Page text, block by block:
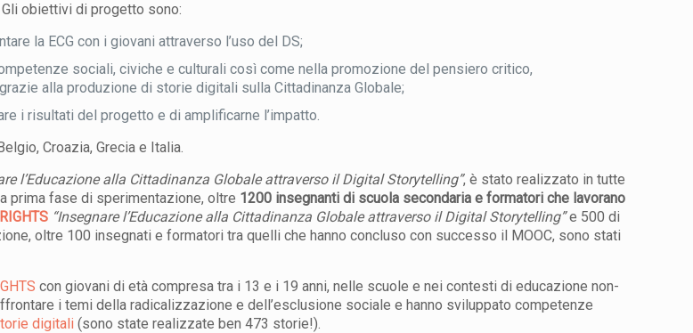
obiettivi di progetto sono:
la ECG con i giovani attraverso l’uso del DS;
sociali, civiche e culturali così come nella promozione del pensiero critico,
alla produzione di storie digitali sulla Cittadinanza Globale;
i risultati del progetto e di amplificarne l’impatto.
Croazia, Grecia e Italia.
l’Educazione alla Cittadinanza Globale attraverso il Digital Storytelling”, è stato realizzato in tutte
prima fase di sperimentazione, oltre 1200 insegnanti di scuola secondaria e formatori che lavorano
“Insegnare l’Educazione alla Cittadinanza Globale attraverso il Digital Storytelling”e 500 di
oltre 100 insegnati e formatori tra quelli che hanno concluso con successo il MOOC, sono stati
con giovani di età compresa tra i 13 e i 19 anni, nelle scuole e nei contesti di educazione non-
i temi della radicalizzazione e dell’esclusione sociale e hanno sviluppato competenze
digitali (sono state realizzate ben 473 storie!).